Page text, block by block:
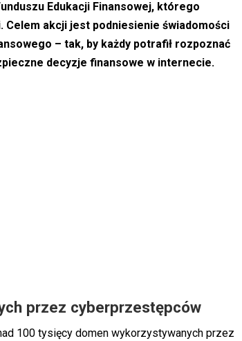
Edukacji Finansowej, którego
akcji jest podniesienie świadomości
– tak, by każdy potrafił rozpoznać
decyzje finansowe w internecie.
przez cyberprzestępców
100 tysięcy domen wykorzystywanych przez